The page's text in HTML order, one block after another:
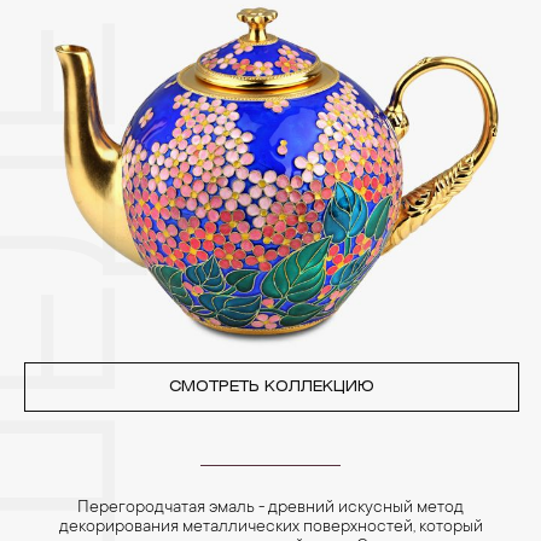
3. Ни в коем случае не храните украшения в ванной комнате.
Особенно беречь от воздействия влаги, необходимо
позолоченные изделия. Также высокую влажность плохо
переносят жемчуг, бирюза, малахит и янтарь.
4. Специалисты обычно рекомендуют чистить украшения не
реже одного раза в месяц, а также регулярно протирать их
фланелевой или замшевой салфеткой.
СМОТРЕТЬ КОЛЛЕКЦИЮ
Перегородчатая эмаль - древний искусный метод
декорирования металлических поверхностей, который